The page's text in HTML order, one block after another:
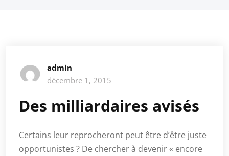
admin
décembre 1, 2015
Des milliardaires avisés
Certains leur reprocheront peut être d’être juste
opportunistes ? De chercher à devenir « encore